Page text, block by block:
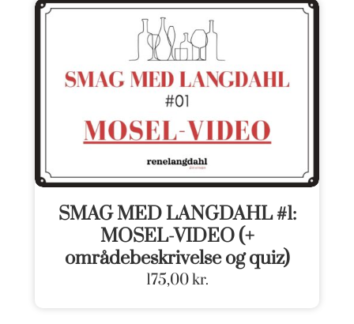
SMAG MED LANGDAHL #1:
MOSEL-VIDEO (+
områdebeskrivelse og quiz)
175,00kr.